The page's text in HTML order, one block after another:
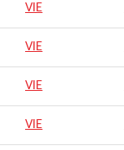
VIE
VIE
VIE
VIE